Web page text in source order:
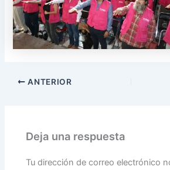
ANTERIOR
Deja una respuesta
Tu dirección de correo electrónico